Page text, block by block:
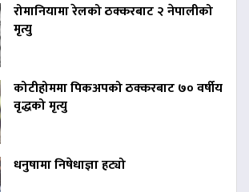
रोमानियामा रेलको ठक्करबाट २ नेपालीको
मृत्यु
कोटीहोममा पिकअपको ठक्करबाट ७० वर्षीय
वृद्धको मृत्यु
धनुषामा निषेधाज्ञा हट्यो